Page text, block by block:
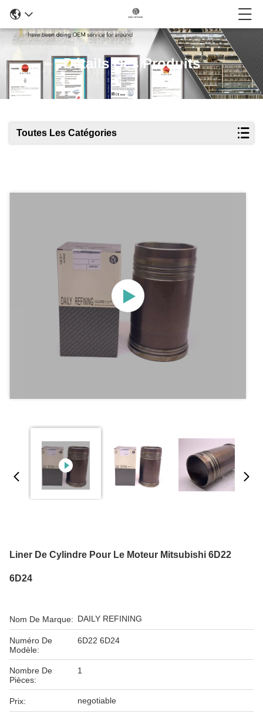
Détails Des Produits
Toutes Les Catégories
Liner De Cylindre Pour Le Moteur Mitsubishi 6D22
6D24
Nom De Marque: DAILY REFINING
Numéro De
Modèle:
6D22 6D24
Nombre De
Pièces:
1
Prix: negotiable